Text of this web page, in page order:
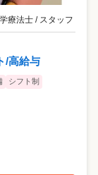
療法士 / スタッフ
/高給与
シフト制